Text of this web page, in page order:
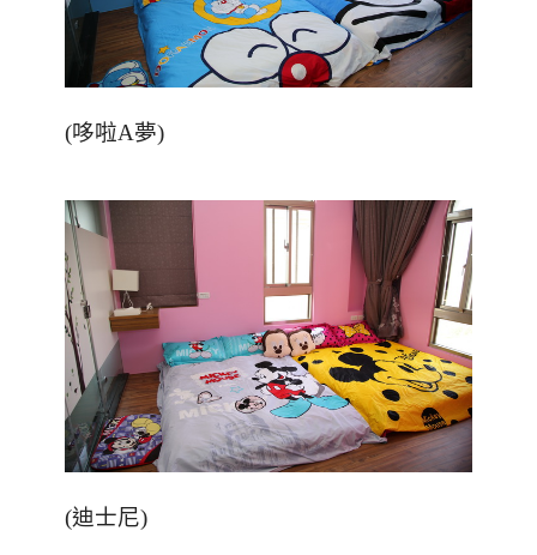
(哆啦A夢)
(迪士尼)